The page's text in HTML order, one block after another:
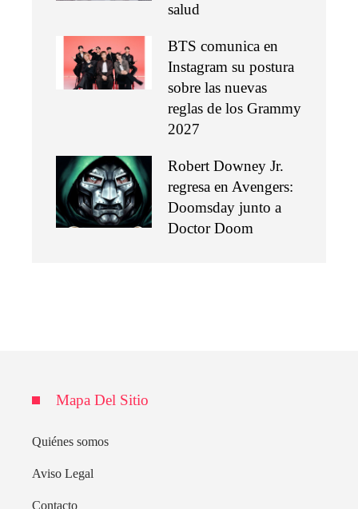
salud
BTS comunica en
Instagram su postura
sobre las nuevas
reglas de los Grammy
2027
Robert Downey Jr.
regresa en Avengers:
Doomsday junto a
Doctor Doom
Mapa Del Sitio
Quiénes somos
Aviso Legal
Contacto